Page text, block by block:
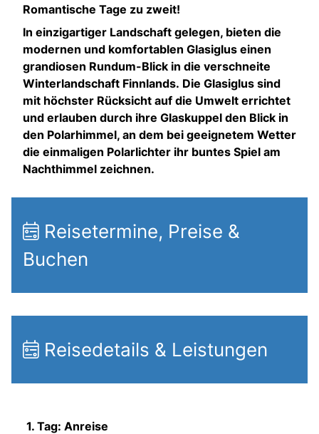
Heimatland ändern:
Deutschland
Romantische Tage zu zweit!
In einzigartiger Landschaft gelegen, bieten die
modernen und komfortablen Glasiglus einen
grandiosen Rundum-Blick in die verschneite
Winterlandschaft Finnlands. Die Glasiglus sind
mit höchster Rücksicht auf die Umwelt errichtet
und erlauben durch ihre Glaskuppel den Blick in
den Polarhimmel, an dem bei geeignetem Wetter
die einmaligen Polarlichter ihr buntes Spiel am
Nachthimmel zeichnen.
Reisetermine, Preise &
Buchen
Reisedetails & Leistungen
1. Tag: Anreise